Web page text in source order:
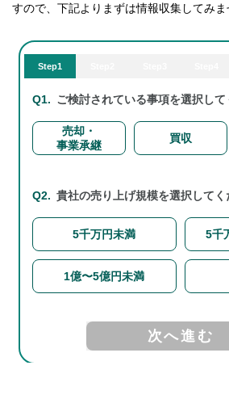
すので、下記よりまずは情報収集してみま